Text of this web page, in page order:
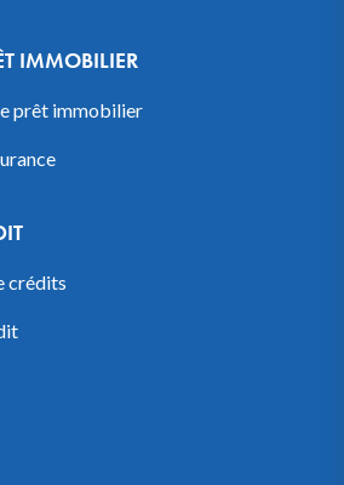
IMMOBILIER
prêt immobilier
crédits